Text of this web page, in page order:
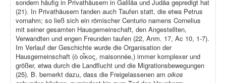
sondern häufig in Privathäusern in Galiläa und Judäa gepredigt hat
(21). In Privathäusern fanden auch Taufen statt, die etwa Petrus
vornahm; so ließ sich ein römischer Centurio namens Cornelius
mit seiner gesamten Hausgemeinschaft, den Angestellten,
Verwandten und engen Freunden taufen (22, Anm. 17, Ac 10, 1-7).
Im Verlauf der Geschichte wurde die Organisation der
Hausgemeinschaft (ὁ οἶκος, maisonnée,) immer komplexer und
größer, etwa durch die Landflucht und die Migrationsbewegungen
(25). B. bemerkt dazu, dass die Freigelassenen am oikos